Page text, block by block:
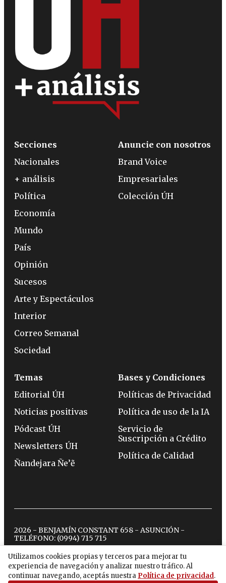
Utilizamos cookies propias y terceros para mejorar tu
experiencia de navegación y analizar nuestro tráfico. Al
continuar navegando, aceptás nuestra Política de privacidad.
Secciones
Nacionales
+ análisis
Política
Economía
Mundo
País
Opinión
Sucesos
Arte y Espectáculos
Interior
Correo Semanal
Sociedad
Anuncie con nosotros
Brand Voice
Empresariales
Colección ÚH
Temas
Editorial ÚH
Noticias positivas
Pódcast ÚH
Newsletters ÚH
Ñandejara Ñe’ẽ
Bases y Condiciones
Políticas de Privacidad
Política de uso de la IA
Servicio de
Suscripción a Crédito
Política de Calidad
2026 - BENJAMÍN CONSTANT 658 - ASUNCIÓN -
TELÉFONO: (0994) 715 715
twitterinstagram
facebook
tiktokyoutubespotify